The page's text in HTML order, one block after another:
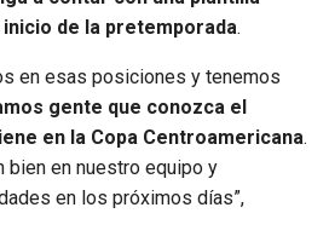
de la pretemporada.
en esas posiciones y tenemos
gente que conozca el
en la Copa Centroamericana.
bien en nuestro equipo y
en los próximos días”,